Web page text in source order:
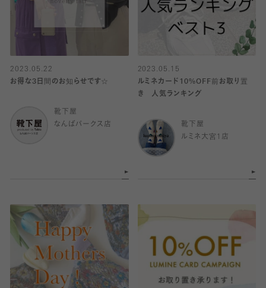
2023.05.22
お得な3日間のお知らせです☆
靴下屋
なんばパークス店
2023.05.15
ルミネカード10%OFF前お取り置
き 人気ランキング
靴下屋
ルミネ大宮1店